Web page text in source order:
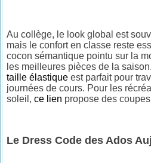
Au collège, le look global est
mais le confort en classe reste
cocon sémantique pointu sur la
les meilleures pièces de la
taille élastique est parfait pour
journées de cours. Pour les
soleil,ce lien propose des
Le Dress Code des Ados